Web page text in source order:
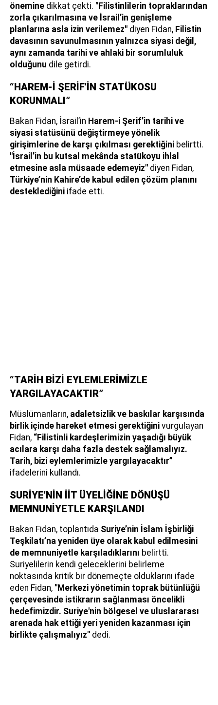
önemine dikkat çekti. "Filistinlilerin topraklarından
zorla çıkarılmasına ve İsrail’in genişleme
planlarına asla izin verilemez" diyen Fidan, Filistin
davasının savunulmasının yalnızca siyasi değil,
aynı zamanda tarihi ve ahlaki bir sorumluluk
olduğunu dile getirdi.
“HAREM-İ ŞERİF’İN STATÜKOSU
KORUNMALI”
Bakan Fidan, İsrail’in Harem-i Şerif’in tarihi ve
siyasi statüsünü değiştirmeye yönelik
girişimlerine de karşı çıkılması gerektiğini belirtti.
"İsrail’in bu kutsal mekânda statükoyu ihlal
etmesine asla müsaade edemeyiz" diyen Fidan,
Türkiye’nin Kahire’de kabul edilen çözüm planını
desteklediğini ifade etti.
“TARİH BİZİ EYLEMLERİMİZLE
YARGILAYACAKTIR”
Müslümanların, adaletsizlik ve baskılar karşısında
birlik içinde hareket etmesi gerektiğini vurgulayan
Fidan, “Filistinli kardeşlerimizin yaşadığı büyük
acılara karşı daha fazla destek sağlamalıyız.
Tarih, bizi eylemlerimizle yargılayacaktır”
ifadelerini kullandı.
SURİYE’NİN İİT ÜYELİĞİNE DÖNÜŞÜ
MEMNUNİYETLE KARŞILANDI
Bakan Fidan, toplantıda Suriye’nin İslam İşbirliği
Teşkilatı’na yeniden üye olarak kabul edilmesini
de memnuniyetle karşıladıklarını belirtti.
Suriyelilerin kendi geleceklerini belirleme
noktasında kritik bir dönemeçte olduklarını ifade
eden Fidan, "Merkezi yönetimin toprak bütünlüğü
çerçevesinde istikrarın sağlanması öncelikli
hedefimizdir. Suriye'nin bölgesel ve uluslararası
arenada hak ettiği yeri yeniden kazanması için
birlikte çalışmalıyız" dedi.